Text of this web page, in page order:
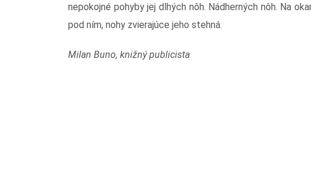
nepokojné pohyby jej dlhých nôh. Nádherných nôh. Na
pod ním, nohy zvierajúce jeho stehná.
Milan Buno, knižný publicista